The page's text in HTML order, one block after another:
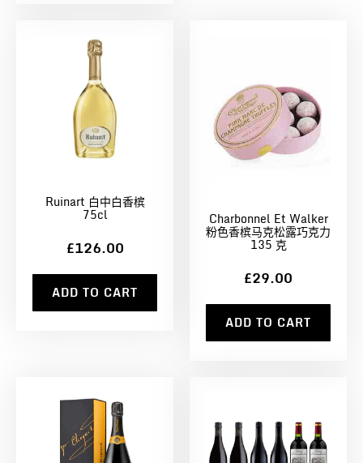
Ruinart 白中白香槟
75cl
£126.00
ADD TO CART
Charbonnel Et Walker
粉色香槟马克松露巧克力
135 克
£29.00
ADD TO CART